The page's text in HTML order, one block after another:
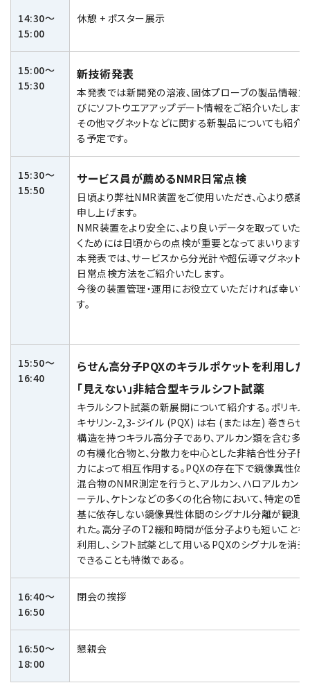
14:30～
15:00
休憩 + ポスター展示
15:00～
15:30
新技術発表
本発表では新開発の溶液、固体プローブの製品情報並
びにソフトウエアアップデート情報をご紹介いたします
その他マグネットなどに関する新製品についても紹介
る予定です。
15:30～
15:50
サービス員が薦めるNMR日常点検
日頃より弊社NMR装置をご使用いただき、心より感謝
申し上げます。
NMR装置をより安全に、より良いデータを取っていただ
くためには日頃からの点検が重要となってまいります。
本発表では、サービスから分光計や超伝導マグネット
日常点検方法をご紹介いたします。
今後の装置管理・運用にお役立ていただければ幸いで
す。
15:50～
16:40
らせん高分子PQXのキラルポケットを利用した
「見えない」非結合型キラルシフト試薬
キラルシフト試薬の新展開について紹介する。ポリキノ
キサリン-2,3-ジイル (PQX) は右 (または左) 巻きらせ
構造を持つキラル高分子であり、アルカン類を含む多く
の有機化合物と、分散力を中心とした非結合性分子間
力によって相互作用する。PQXの存在下で鏡像異性体
混合物のNMR測定を行うと、アルカン、ハロアルカン、
ーテル、ケトンなどの多くの化合物において、特定の官
基に依存しない鏡像異性体間のシグナル分離が観測さ
れた。高分子のT2緩和時間が低分子よりも短いことを
利用し、シフト試薬として用いるPQXのシグナルを消去
できることも特徴である。
16:40～
16:50
閉会の挨拶
16:50～
18:00
懇親会